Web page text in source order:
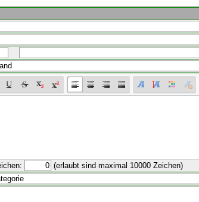
(erlaubt sind maximal 10000 Zeichen)